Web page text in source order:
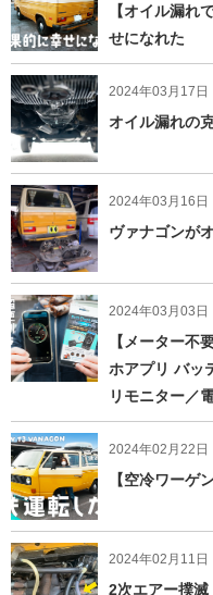
【オイル漏れ
せになれた
2024年03月17日
オイル漏れの
2024年03月16日
ヴァナゴンが
2024年03月03日
【メーター不
ホアプリ バッ
リモニター／
2024年02月22日
【空冷ワーゲ
2024年02月11日
2次エアー撲滅